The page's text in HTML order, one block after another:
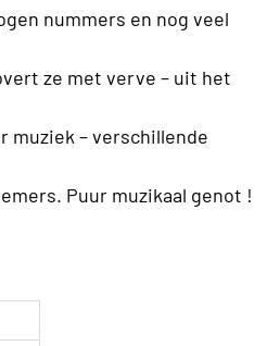
nummers en nog veel
ze met verve – uit het
muziek – verschillende
Puur muzikaal genot !